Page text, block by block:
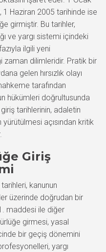
Haziran 2005 tarihinde ise
girmiştir. Bu tarihler,
ve yargı sistemi içindeki
ilgili yeni
zaman dilimleridir. Pratik bir
gelen hırsızlık olayı
tarafından
hükümleri doğrultusunda
tarihlerinin, adaletin
açısından kritik
Giriş
kanunun
üzerinde doğrudan bir
maddesi ile diğer
girmesi, yasal
bir geçiş dönemini
yargı